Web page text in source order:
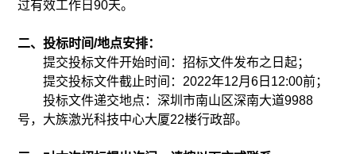
过有效工作日90天。
二、投标时间/地点安排：
提交投标文件开始时间：招标文件发布之日起；
提交投标文件截止时间：2022年12月6日12:00前；
投标文件递交地点：深圳市南山区深南大道9988
号，大族激光科技中心大厦22楼行政部。